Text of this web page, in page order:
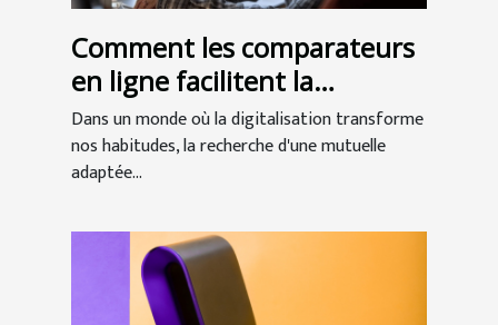
Comment les comparateurs
en ligne facilitent la
recherche de mutuelles
seniors
Dans un monde où la digitalisation transforme
nos habitudes, la recherche d'une mutuelle
adaptée...